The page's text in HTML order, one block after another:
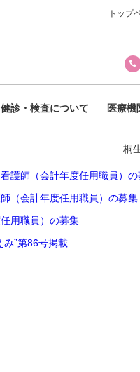
トップ
健診・検査について 医療機
桐
護師（会計年度任用職員）の
（会計年度任用職員）の募集
用職員）の募集
み”第86号掲載